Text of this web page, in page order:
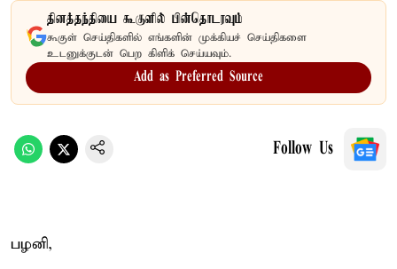
தினத்தந்தியை கூகுளில் பின்தொடரவும்
கூகுள் செய்திகளில் எங்களின் முக்கியச் செய்திகளை
உடனுக்குடன் பெற கிளிக் செய்யவும்.
Add as Preferred Source
Follow Us
பழனி,